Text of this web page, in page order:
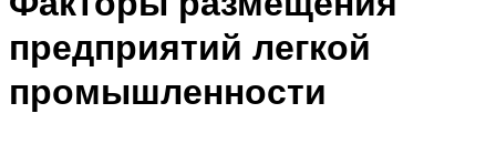
предприятий легкой
промышленности